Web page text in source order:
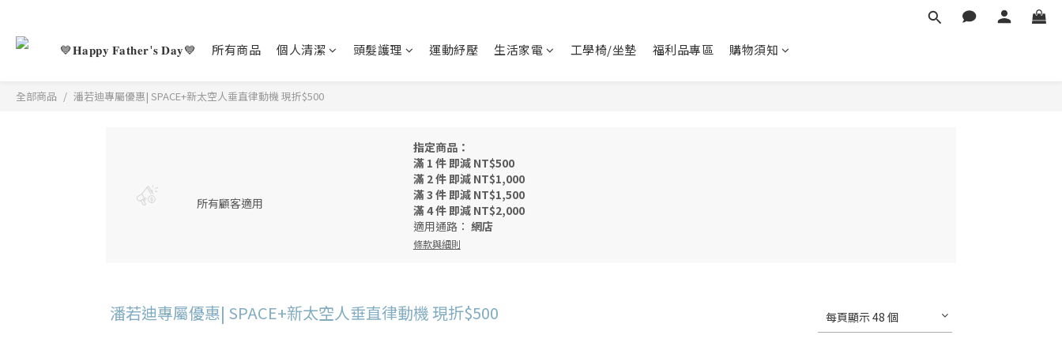
💙𝐇𝐚𝐩𝐩𝐲 𝐅𝐚𝐭𝐡𝐞𝐫'𝐬 𝐃𝐚𝐲💙 所有商品 個人清潔 頭髮護理 運動紓壓 生活家電 工學椅/坐墊 福利品專區 購物須知
全部商品 潘若迪專屬優惠| SPACE+新太空人垂直律動機 現折$500
所有顧客適用
指定商品：
滿 1 件 即減 NT$500
滿 2 件 即減 NT$1,000
滿 3 件 即減 NT$1,500
滿 4 件 即減 NT$2,000
適用通路： 網店
條款與細則
潘若迪專屬優惠| SPACE+新太空人垂直律動機 現折$500 每頁顯示 48 個